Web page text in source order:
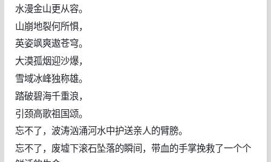
水漫金山更从容。
山崩地裂何所惧，
英姿飒爽遨苍穹。
大漠孤烟迎沙爆，
雪域冰峰独称雄。
踏破碧海千重浪，
引颈高歌祖国颂。
忘不了，波涛汹涌河水中护送亲人的臂膀。
忘不了，废墟下滚石坠落的瞬间，带血的手掌挽救了一个个